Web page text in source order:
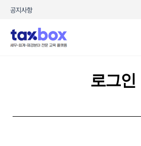
콘텐츠로
공지사항
로그인